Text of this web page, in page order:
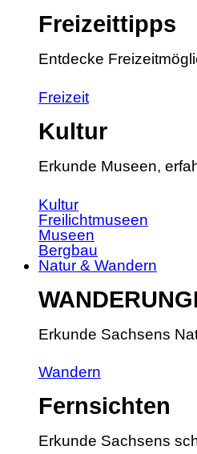
Freizeittipps
Entdecke
Freizeit
Kultur
Erkunde Museen,
Kultur
Freilichtmuseen
Museen
Bergbau
Natur & Wandern
Erkunde Sachsens
Wandern
Fernsichten
Erkunde Sachsens